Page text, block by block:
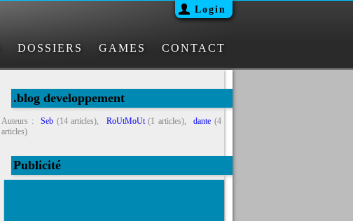
Login
DOSSIERS GAMES CONTACT
.blog developpement
Auteurs : Seb (14 articles), RoUtMoUt(1 articles), dante (4
articles)
Publicité